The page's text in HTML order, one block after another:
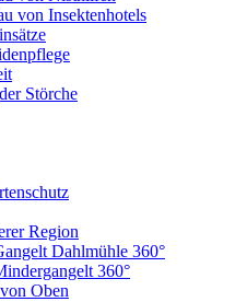
von Insektenhotels
Störche
Region
Dahlmühle 360°
360°
Oben